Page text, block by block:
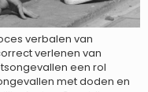
verbalen van
verlenen van
een rol
met doden en